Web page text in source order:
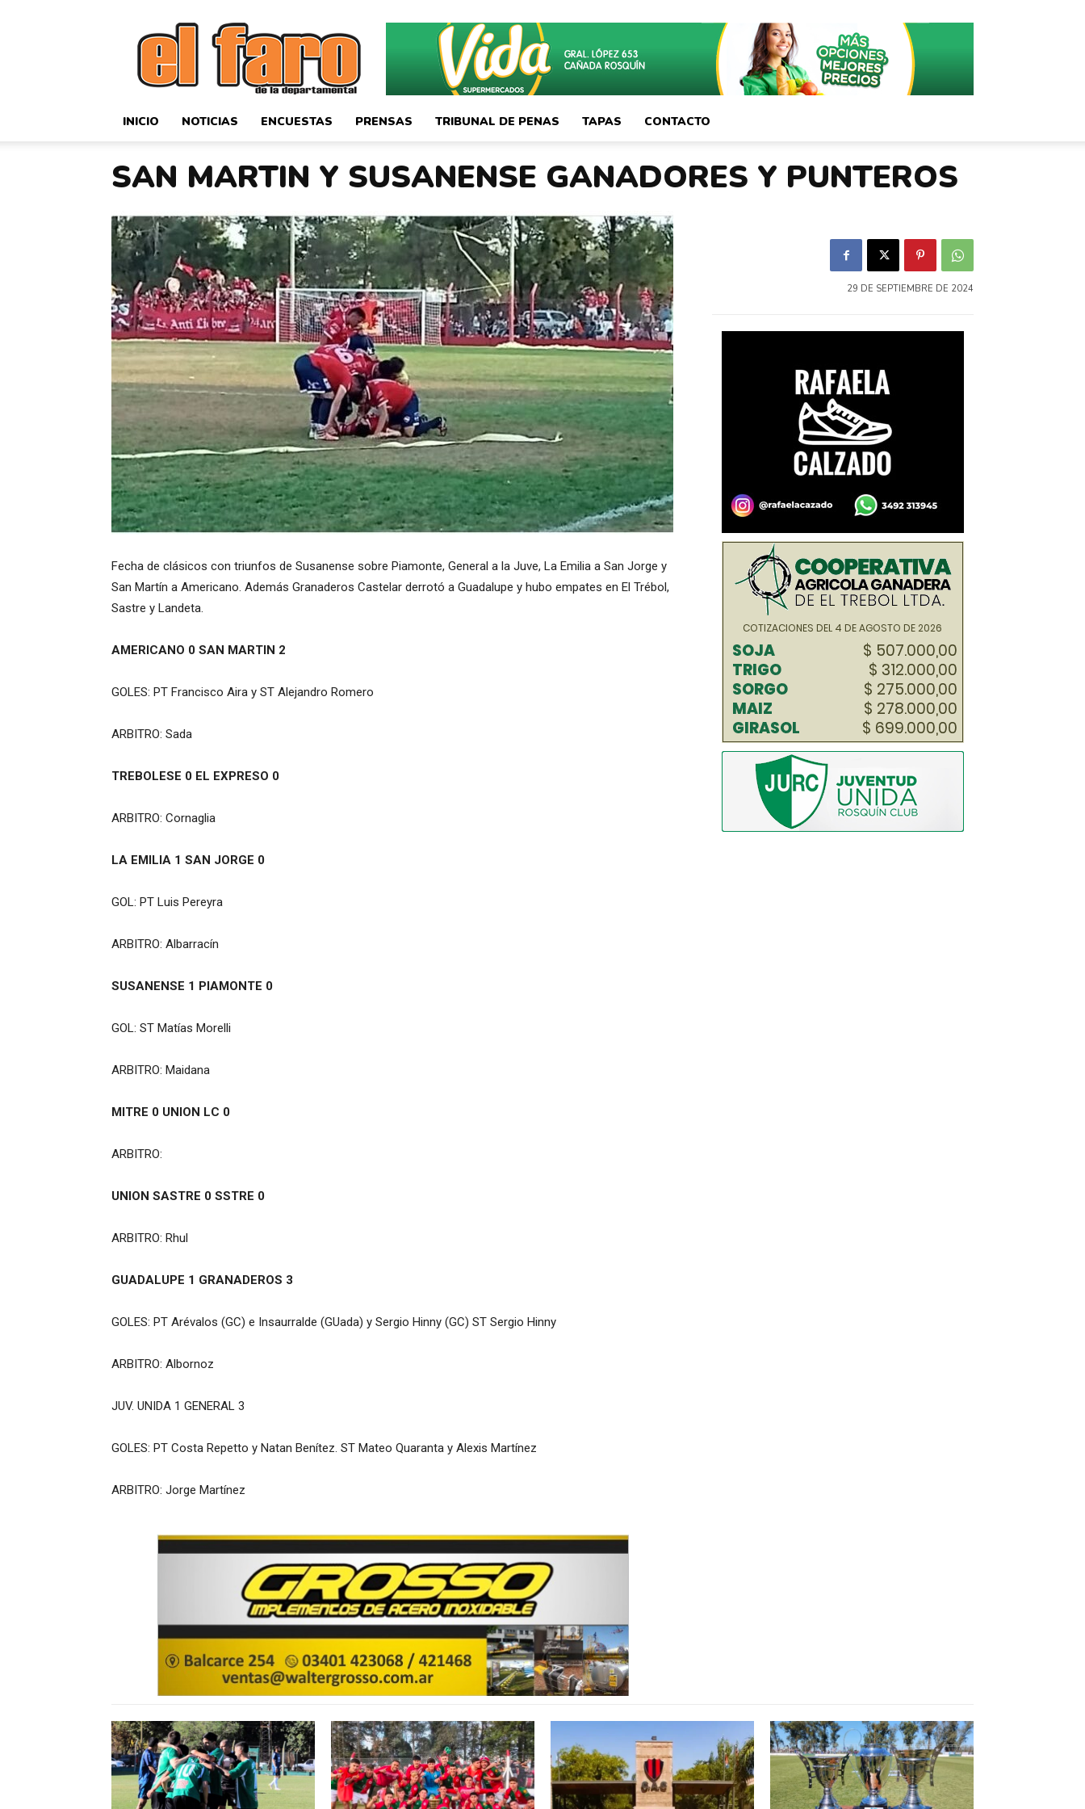
El
Faro
Deportivo
INICIO NOTICIAS ENCUESTAS PRENSAS TRIBUNAL DE PENAS TAPAS CONTACTO
SAN MARTIN Y SUSANENSE GANADORES Y PUNTEROS
Fecha de clásicos con triunfos de Susanense sobre Piamonte, General a la Juve, La Emilia a San Jorge y
San Martín a Americano. Además Granaderos Castelar derrotó a Guadalupe y hubo empates en El Trébol,
Sastre y Landeta.
AMERICANO 0 SAN MARTIN 2
GOLES: PT Francisco Aira y ST Alejandro Romero
ARBITRO: Sada
TREBOLESE 0 EL EXPRESO 0
ARBITRO: Cornaglia
LA EMILIA 1 SAN JORGE 0
GOL: PT Luis Pereyra
ARBITRO: Albarracín
SUSANENSE 1 PIAMONTE 0
GOL: ST Matías Morelli
ARBITRO: Maidana
MITRE 0 UNION LC 0
ARBITRO:
UNION SASTRE 0 SSTRE 0
ARBITRO: Rhul
GUADALUPE 1 GRANADEROS 3
GOLES: PT Arévalos (GC) e Insaurralde (GUada) y Sergio Hinny (GC) ST Sergio Hinny
ARBITRO: Albornoz
JUV. UNIDA 1 GENERAL 3
GOLES: PT Costa Repetto y Natan Benítez. ST Mateo Quaranta y Alexis Martínez
ARBITRO: Jorge Martínez
29 DE SEPTIEMBRE DE 2024